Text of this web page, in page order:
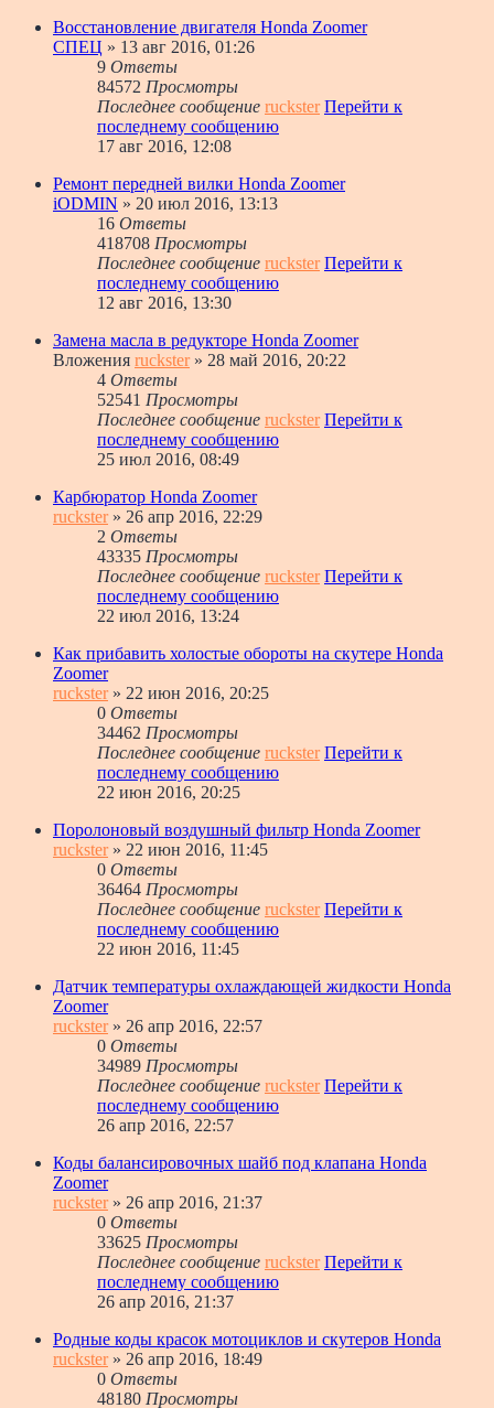
Восстановление двигателя Honda Zoomer
СПЕЦ » 13 авг 2016, 01:26
9 Ответы
84572 Просмотры
Последнее сообщение ruckster Перейти к
последнему сообщению
17 авг 2016, 12:08
Ремонт передней вилки Honda Zoomer
iODMIN » 20 июл 2016, 13:13
16 Ответы
418708 Просмотры
Последнее сообщение ruckster Перейти к
последнему сообщению
12 авг 2016, 13:30
Замена масла в редукторе Honda Zoomer
Вложения ruckster» 28 май 2016, 20:22
4 Ответы
52541 Просмотры
Последнее сообщение ruckster Перейти к
последнему сообщению
25 июл 2016, 08:49
Карбюратор Honda Zoomer
ruckster» 26 апр 2016, 22:29
2 Ответы
43335 Просмотры
Последнее сообщение ruckster Перейти к
последнему сообщению
22 июл 2016, 13:24
Как прибавить холостые обороты на скутере Honda
Zoomer
ruckster» 22 июн 2016, 20:25
0 Ответы
34462 Просмотры
Последнее сообщение ruckster Перейти к
последнему сообщению
22 июн 2016, 20:25
Поролоновый воздушный фильтр Honda Zoomer
ruckster» 22 июн 2016, 11:45
0 Ответы
36464 Просмотры
Последнее сообщение ruckster Перейти к
последнему сообщению
22 июн 2016, 11:45
Датчик температуры охлаждающей жидкости Honda
Zoomer
ruckster» 26 апр 2016, 22:57
0 Ответы
34989 Просмотры
Последнее сообщение ruckster Перейти к
последнему сообщению
26 апр 2016, 22:57
Коды балансировочных шайб под клапана Honda
Zoomer
ruckster» 26 апр 2016, 21:37
0 Ответы
33625 Просмотры
Последнее сообщение ruckster Перейти к
последнему сообщению
26 апр 2016, 21:37
Родные коды красок мотоциклов и скутеров Honda
ruckster» 26 апр 2016, 18:49
0 Ответы
48180 Просмотры